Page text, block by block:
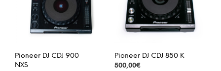
Pioneer DJ CDJ 900
NXS
Pioneer DJ CDJ 850 K
500,00€